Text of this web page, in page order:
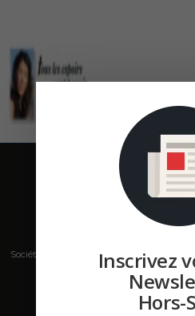
Société de presse, plateforme de mise en
salons s'adressant aux
Contactez-nous:
Inscrivez
Hors-